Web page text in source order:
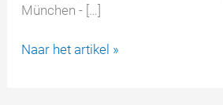
München - […]
Miljoenen
Naar het artikel »